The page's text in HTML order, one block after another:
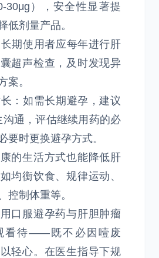
30μg），安全性显著提
低剂量产品。
期使用者应每年进行肝
超声检查，及时发现异
案。
：如需长期避孕，建议
通，评估继续用药的必
要时更换避孕方式。
的生活方式也能降低肝
均衡饮食、规律运动、
控制体重等。
口服避孕药与肝胆肿瘤
看待——既不必因噎废
轻心。在医生指导下规